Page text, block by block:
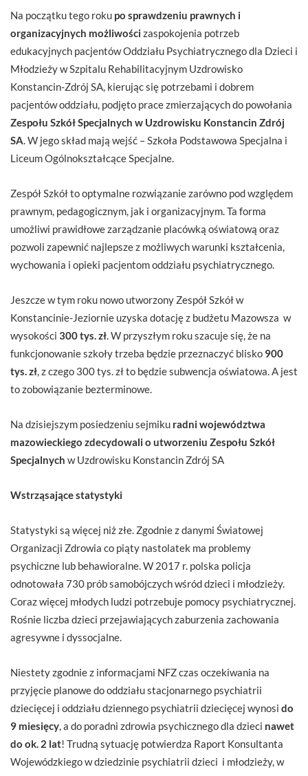
Na początku tego roku po sprawdzeniu prawnych i
organizacyjnych możliwości zaspokojenia potrzeb
edukacyjnych pacjentów Oddziału Psychiatrycznego dla Dzieci i
Młodzieży w Szpitalu Rehabilitacyjnym Uzdrowisko
Konstancin-Zdrój SA, kierując się potrzebami i dobrem
pacjentów oddziału, podjęto prace zmierzających do powołania
Zespołu Szkół Specjalnych w Uzdrowisku Konstancin Zdrój
SA . W jego skład mają wejść – Szkoła Podstawowa Specjalna i
Liceum Ogólnokształcące Specjalne.
Zespół Szkół to optymalne rozwiązanie zarówno pod względem
prawnym, pedagogicznym, jak i organizacyjnym. Ta forma
umożliwi prawidłowe zarządzanie placówką oświatową oraz
pozwoli zapewnić najlepsze z możliwych warunki kształcenia,
wychowania i opieki pacjentom oddziału psychiatrycznego.
Jeszcze w tym roku nowo utworzony Zespół Szkół w
Konstancinie-Jeziornie uzyska dotację z budżetu Mazowsza w
wysokości 300 tys. zł . W przyszłym roku szacuje się, że na
funkcjonowanie szkoły trzeba będzie przeznaczyć blisko 900
tys. zł , z czego 300 tys. zł to będzie subwencja oświatowa. A jest
to zobowiązanie bezterminowe.
Na dzisiejszym posiedzeniu sejmiku radni województwa
mazowieckiego zdecydowali o utworzeniu Zespołu Szkół
Specjalnych w Uzdrowisku Konstancin Zdrój SA
Wstrząsające statystyki
Statystyki są więcej niż złe. Zgodnie z danymi Światowej
Organizacji Zdrowia co piąty nastolatek ma problemy
psychiczne lub behawioralne. W 2017 r. polska policja
odnotowała 730 prób samobójczych wśród dzieci i młodzieży.
Coraz więcej młodych ludzi potrzebuje pomocy psychiatrycznej.
Rośnie liczba dzieci przejawiających zaburzenia zachowania
agresywne i dyssocjalne.
Niestety zgodnie z informacjami NFZ czas oczekiwania na
przyjęcie planowe do oddziału stacjonarnego psychiatrii
dziecięcej i oddziału dziennego psychiatrii dziecięcej wynosi do
9 miesięcy , a do poradni zdrowia psychicznego dla dzieci nawet
do ok. 2 lat! Trudną sytuację potwierdza Raport Konsultanta
Wojewódzkiego w dziedzinie psychiatrii dzieci i młodzieży, w